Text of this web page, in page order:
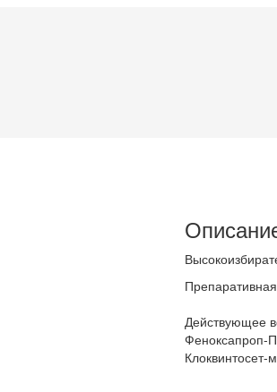
Действующее
Феноксапроп-
Клоквинтосет-